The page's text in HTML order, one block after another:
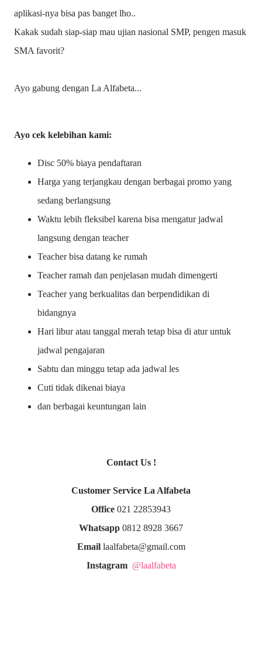
aplikasi-nya bisa pas banget lho..
Kakak sudah siap-siap mau ujian nasional SMP, pengen masuk
SMA favorit?
Ayo gabung dengan La Alfabeta...
Ayo cek kelebihan kami:
Disc 50% biaya pendaftaran
Harga yang terjangkau dengan berbagai promo yang
sedang berlangsung
Waktu lebih fleksibel karena bisa mengatur jadwal
langsung dengan teacher
Teacher bisa datang ke rumah
Teacher ramah dan penjelasan mudah dimengerti
Teacher yang berkualitas dan berpendidikan di
bidangnya
Hari libur atau tanggal merah tetap bisa di atur untuk
jadwal pengajaran
Sabtu dan minggu tetap ada jadwal les
Cuti tidak dikenai biaya
dan berbagai keuntungan lain
Contact Us !
Customer Service La Alfabeta
Office 021 22853943
Whatsapp 0812 8928 3667
Emaillaalfabeta@gmail.com
Instagram @laalfabeta